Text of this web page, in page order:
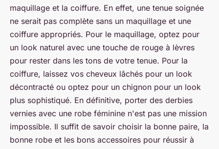
maquillage et la coiffure. En effet, une tenue soignée
ne serait pas complète sans un maquillage et une
coiffure appropriés. Pour le maquillage, optez pour
un look naturel avec une touche de rouge à lèvres
pour rester dans les tons de votre tenue. Pour la
coiffure, laissez vos cheveux lâchés pour un look
décontracté ou optez pour un chignon pour un look
plus sophistiqué. En définitive, porter des derbies
vernies avec une robe féminine n'est pas une mission
impossible. Il suffit de savoir choisir la bonne paire, la
bonne robe et les bons accessoires pour réussir à